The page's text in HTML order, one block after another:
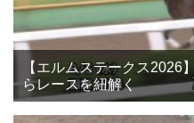
【エルムステークス2026
らレースを紐解く